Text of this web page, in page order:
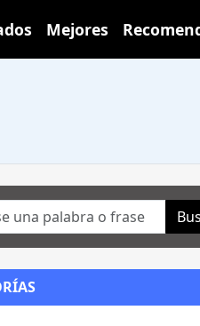
Mejores